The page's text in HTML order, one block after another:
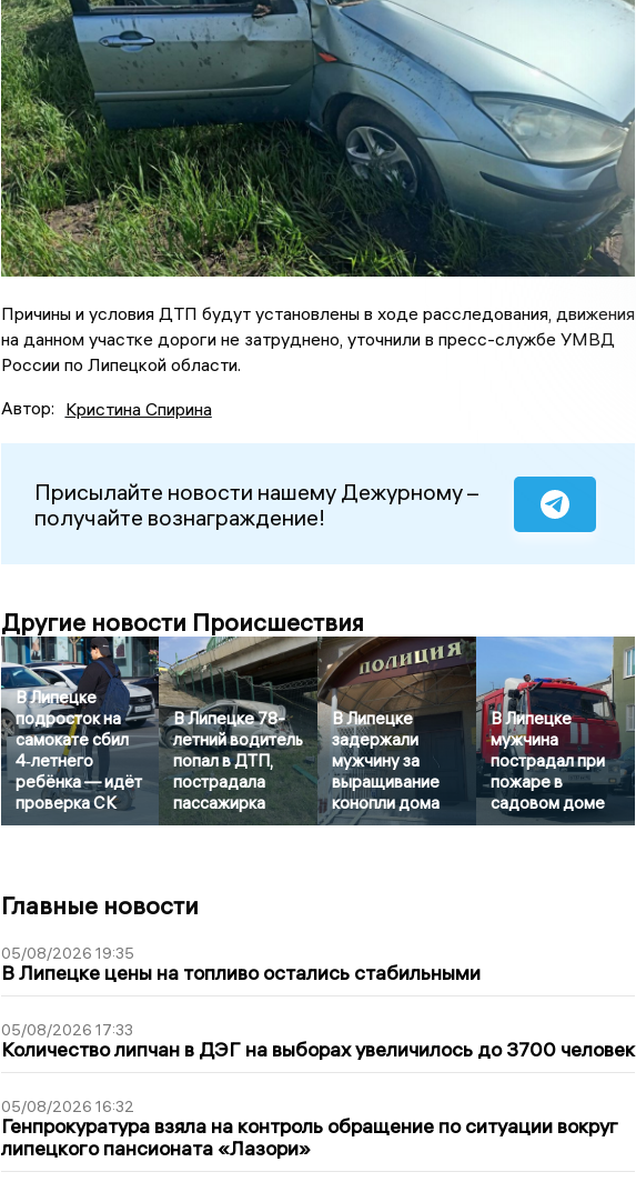
Причины и условия ДТП будут установлены в ходе расследования, движения
на данном участке дороги не затруднено, уточнили в пресс-службе УМВД
России по Липецкой области.
Автор: Кристина Спирина
Присылайте новости нашему Дежурному –
получайте вознаграждение!
Другие новости Происшествия
В Липецке
подросток на
самокате сбил
4‑летнего
ребёнка — идёт
проверка СК
В Липецке 78-
летний водитель
попал в ДТП,
пострадала
пассажирка
В Липецке
задержали
мужчину за
выращивание
конопли дома
В Липецке
мужчина
пострадал при
пожаре в
садовом доме
Главные новости
05/08/2026 19:35
В Липецке цены на топливо остались стабильными
05/08/2026 17:33
Количество липчан в ДЭГ на выборах увеличилось до 3700 человек
05/08/2026 16:32
Генпрокуратура взяла на контроль обращение по ситуации вокруг
липецкого пансионата «Лазори»